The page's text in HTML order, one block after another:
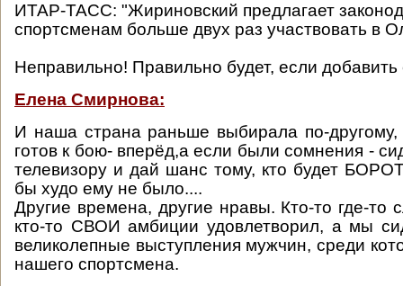
ИТАР-ТАСС: "Жириновский предлагает
спортсменам больше двух раз участвовать в
Неправильно! Правильно будет, если
Елена Смирнова:
И наша страна раньше выбирала по-
готов к бою- вперёд,а если были сомнения -
телевизору и дай шанс тому, кто будет
бы худо ему не было....
Другие времена, другие нравы. Кто-то где-то
кто-то СВОИ амбиции удовлетворил, а мы
великолепные выступления мужчин, среди
нашего спортсмена.